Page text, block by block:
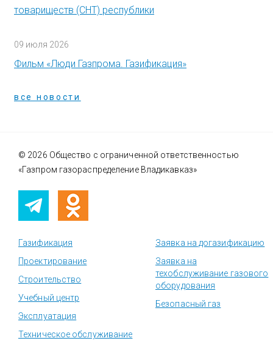
товариществ (СНТ) республики
09 июля 2026
Фильм «Люди Газпрома. Газификация»
все новости
© 2026 Общество с ограниченной ответственностью
«Газпром газораспределение Владикавказ»
Газификация
Проектирование
Строительство
Учебный центр
Эксплуатация
Техническое обслуживание
Заявка на догазификацию
Заявка на
техобслуживание газового
оборудования
Безопасный газ